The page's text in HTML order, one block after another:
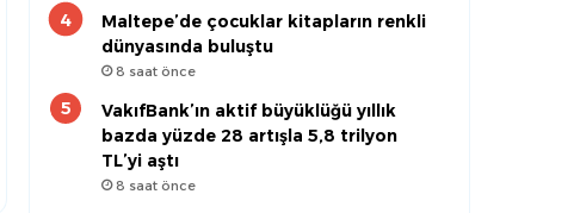
Maltepe’de çocuklar kitapların renkli
dünyasında buluştu
8 saat önce
VakıfBank’ın aktif büyüklüğü yıllık
bazda yüzde 28 artışla 5,8 trilyon
TL’yi aştı
8 saat önce